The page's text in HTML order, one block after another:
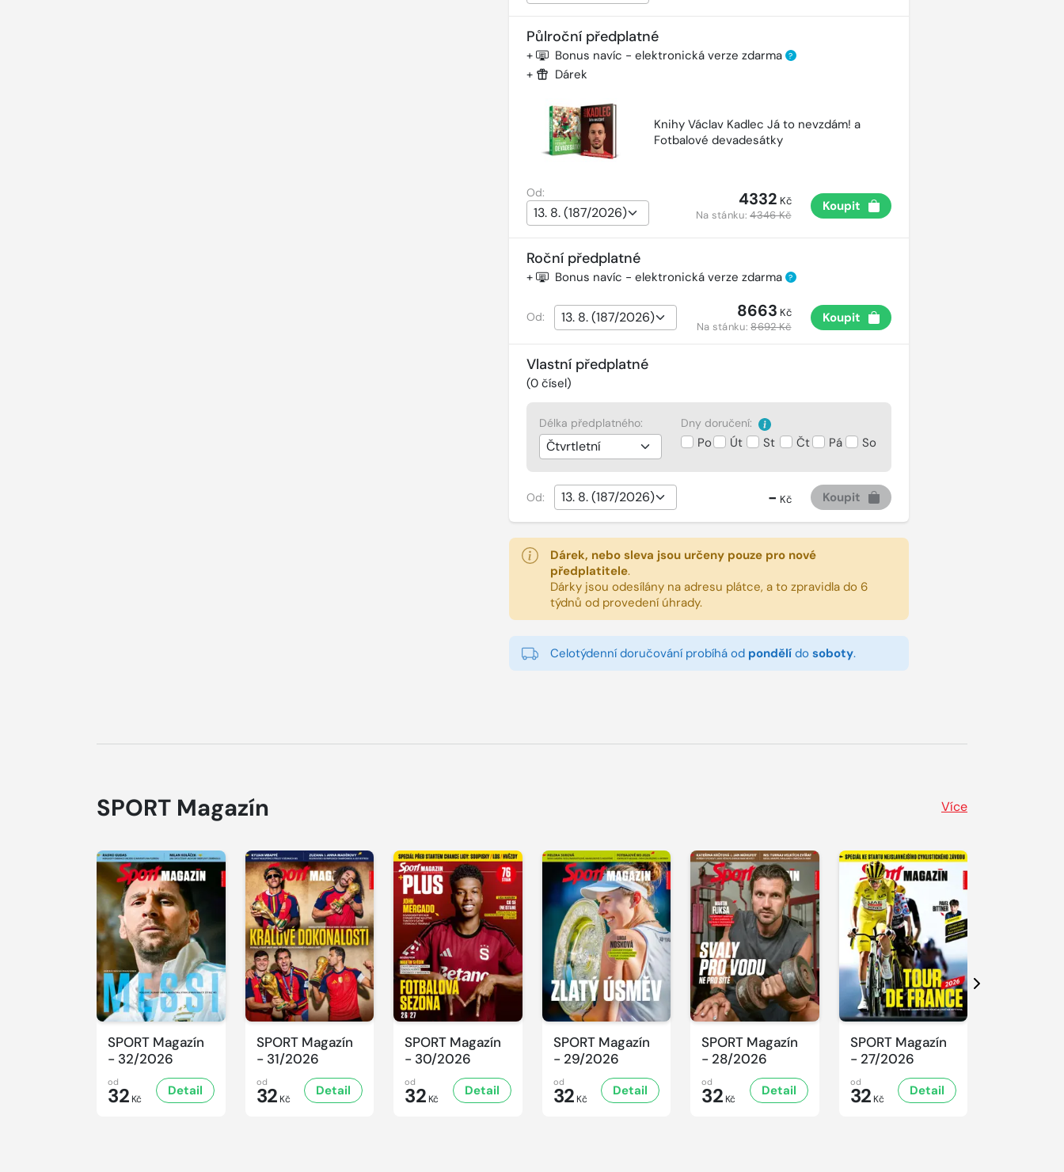
Půlroční předplatné
+ Bonus navíc - elektronická verze zdarma ?
+ Dárek
Knihy Václav Kadlec Já to nevzdám! a
Fotbalové devadesátky
Od: 4332 Kč
Na stánku:4346 Kč
Koupit
Roční předplatné
+ Bonus navíc - elektronická verze zdarma ?
Od: 8663 Kč
Na stánku:8692 Kč
Koupit
Vlastní předplatné
(0čísel)
Délka předplatného: Dny doručení:
Po Út St Čt Pá So
Od: - Kč Koupit
Dárek, nebo sleva jsou určeny pouze pro nové
předplatitele.
Dárky jsou odesílány na adresu plátce, a to zpravidla do 6
týdnů od provedení úhrady.
Celotýdenní doručování probíhá od pondělído soboty.
SPORT Magazín Více
SPORT Magazín
- 32/2026
od
32 Kč
Detail
SPORT Magazín
- 31/2026
od
32 Kč
Detail
SPORT Magazín
- 30/2026
od
32 Kč
Detail
SPORT Magazín
- 29/2026
od
32 Kč
Detail
SPORT Magazín
- 28/2026
od
32 Kč
Detail
SPORT Magazín
- 27/2026
od
32 Kč
Detail
Další